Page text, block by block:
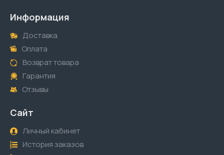
Информация
Доставка
Оплата
Возврат товара
Гарантия
Отзывы
Сайт
Личный кабинет
История заказов